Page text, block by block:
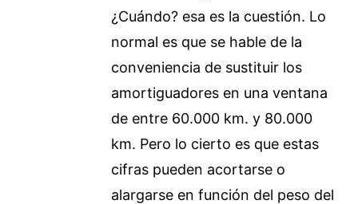
¿Cuándo? esa es la cuestión. Lo
normal es que se hable de la
conveniencia de sustituir los
amortiguadores en una ventana
de entre 60.000 km. y 80.000
km. Pero lo cierto es que estas
cifras pueden acortarse o
alargarse en función del peso del